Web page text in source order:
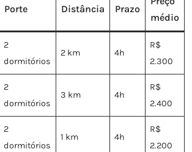
Porte Distância Prazo
médio
2
dormitórios
2 km 4h
R$
2.300
2
dormitórios
3 km 4h
R$
2.400
2
dormitórios
1 km 4h
R$
2.200